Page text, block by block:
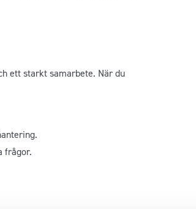
ett starkt samarbete. När du
frågor.